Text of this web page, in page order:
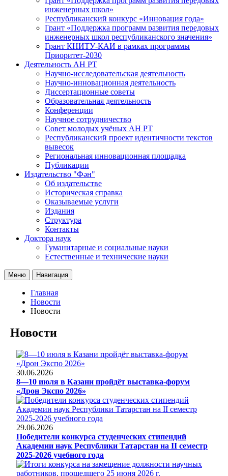
инженерных школ»
Республиканский конкурс «Инновация года»
Грант «Поддержка программ развития передовых
инженерных школ республиканского значения»
Грант КНИТУ-КАИ в рамках программы
Приоритет-2030
Деятельность АН РТ
Научно-исследовательская деятельность
Научно-инновационная деятельность
Диссертационные советы
Образовательная деятельность
Конференции
Научное сотрудничество
Совет молодых учёных АН РТ
Республиканский проект идентичности текстов
вывесок
Региональная инновационная площадка
Публикации
Издательство "Фән"
Об издательстве
Историческая справка
Оказываемые услуги
Издания
Структура
Контакты
Доктора наук
Гуманитарные и социальные науки
Естественные и технические науки
Меню Навигация
Главная
Новости
Новости
Новости
30.06.2026
8—10 июля в Казани пройдёт выставка-форум
«Дрон Экспо 2026»
29.06.2026
Победители конкурса студенческих стипендий
Академии наук Республики Татарстан на II семестр
2025-2026 учебного года